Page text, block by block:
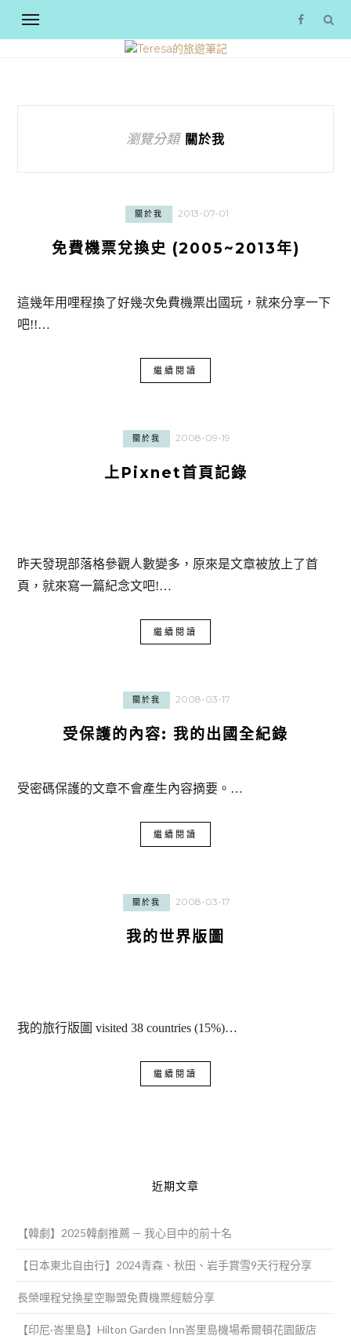
瀏覽分類 關於我
關於我 2013-07-01
免費機票兌換史 (2005~2013年)
這幾年用哩程換了好幾次免費機票出國玩，就來分享一下
吧!!…
繼續閱讀
關於我 2008-09-19
上Pixnet首頁記錄
昨天發現部落格參觀人數變多，原來是文章被放上了首
頁，就來寫一篇紀念文吧!…
繼續閱讀
關於我 2008-03-17
受保護的內容: 我的出國全紀錄
受密碼保護的文章不會產生內容摘要。…
繼續閱讀
關於我 2008-03-17
我的世界版圖
我的旅行版圖 visited 38 countries (15%)…
繼續閱讀
近期文章
【韓劇】2025韓劇推薦 — 我心目中的前十名
【日本東北自由行】2024青森、秋田、岩手賞雪9天行程分享
長榮哩程兌換星空聯盟免費機票經驗分享
【印尼·峇里島】Hilton Garden Inn峇里島機場希爾頓花園飯店